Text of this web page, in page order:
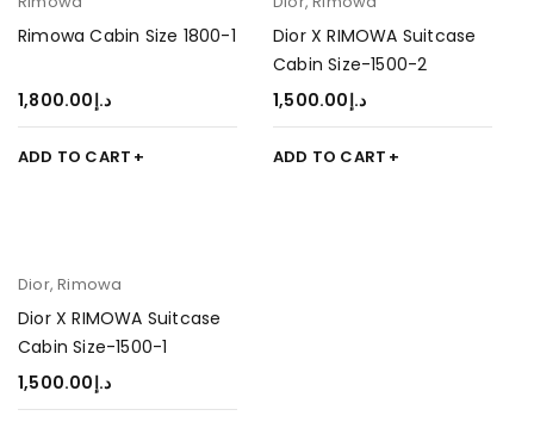
Rimowa Cabin Size 1800-1
د.إ1,800.00
ADD TO CART
Dior X RIMOWA Suitcase
Cabin Size-1500-2
د.إ1,500.00
ADD TO CART
Dior,Rimowa
Dior X RIMOWA Suitcase
Cabin Size-1500-1
د.إ1,500.00